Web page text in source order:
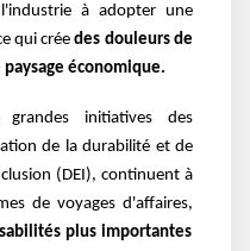
à adopter une
qui créedes douleurs de
économique.
initiatives des
de la durabilité et de
(DEI), continuent à
de voyages d'affaires,
plus importantes